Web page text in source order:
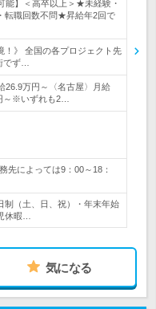
能】＜高卒以上＞★未経験・
転職回数不問★昇給年2回で
！》 全国の各プロジェクト先
でず…
26.9万円～〈名古屋〉月給
～※いずれも2…
先によっては9：00～18：
（土、日、祝）・年末年始
休暇…
気になる